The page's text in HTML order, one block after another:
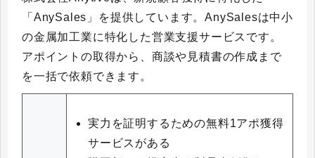
「AnySales」を提供しています。AnySalesは中小
の金属加工業に特化した営業支援サービスです。
アポイントの取得から、商談や見積書の作成まで
を一括で依頼できます。
実力を証明するための無料1アポ獲得
サービスがある